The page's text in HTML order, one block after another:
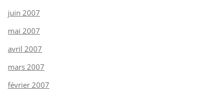
juin 2007
mai 2007
avril 2007
mars 2007
février 2007